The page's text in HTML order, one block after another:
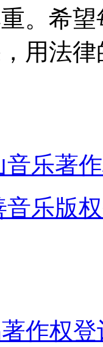
。希
用法
音乐著
音乐版
作权